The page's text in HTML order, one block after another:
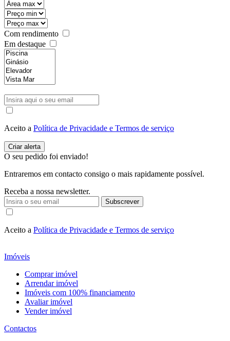
Com rendimento
Em destaque
Aceito a Política de Privacidade e Termos de serviço
O seu pedido foi enviado!
Entraremos em contacto consigo o mais rapidamente possível.
Receba a nossa newsletter.
Subscrever
Aceito a Política de Privacidade e Termos de serviço
Imóveis
Comprar imóvel
Arrendar imóvel
Imóveis com 100% financiamento
Avaliar imóvel
Vender imóvel
Contactos